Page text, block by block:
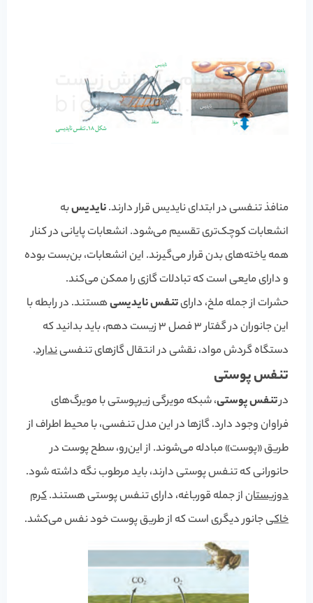
منافذ تنفسی در ابتدای نایدیس قرار دارند.نایدیسبه
انشعابات کوچک‌تری تقسیم می‌شود. انشعابات پایانی در کنار
همه یاخته‌های بدن قرار می‌گیرند. این انشعابات، بن‌بست بوده
و دارای مایعی است که تبادلات گازی را ممکن می‌کند.
حشرات از جمله ملخ، دارایتنفس نایدیسیهستند. در رابطه با
این جانوران در گفتار 3 فصل 3 زیست دهم، باید بدانید که
دستگاه گردش مواد، نقشی در انتقال گازهای تنفسیندارد.
تنفس پوستی
درتنفس پوستی، شبکه مویرگی زیرپوستی با مویرگ‌های
فراوان وجود دارد. گازها در این مدل تنفسی، با محیط اطراف از
طریق «پوست» مبادله می‌شوند. از این‌رو، سطح پوست در
حانورانی که تنفس پوستی دارند، باید مرطوب نگه داشته شود.
دوزیستاناز جمله قورباغه، دارای تنفس پوستی هستند.کرم
خاکیجانور دیگری است که از طریق پوست خود نفس می‌کشد.